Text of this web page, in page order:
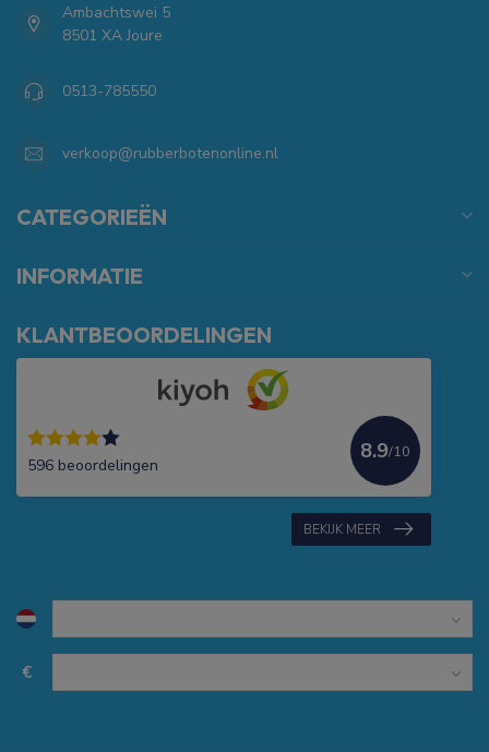
Ambachtswei 5
8501 XA Joure
0513-785550
verkoop@rubberbotenonline.nl
CATEGORIEËN
INFORMATIE
KLANTBEOORDELINGEN
596 beoordelingen
8.9/10
BEKIJK MEER
€